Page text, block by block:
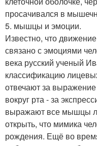
просачивался в
5. мышцы и эмоции.
Известно, что
связано с эмоциями
века русский ученый
классификацию
отвечают за
вокруг рта - за
выражают все мышцы
открыть, что мимика
рождения. Ещё во